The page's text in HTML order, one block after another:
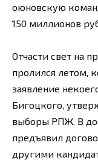
оюновскую
150 миллионов
Отчасти свет на
пролился летом,
заявление
Бигоцкого,
выборы РПЖ. В
предъявил
другими